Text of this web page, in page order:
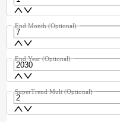
End Month (Optional)
End Year (Optional)
SuperTrend Mult (Optional)